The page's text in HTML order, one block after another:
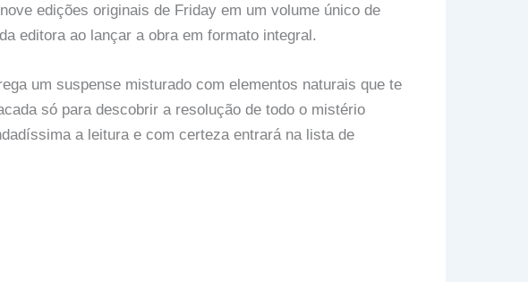
edições originais de Friday em um volume único de
editora ao lançar a obra em formato integral.
um suspense misturado com elementos naturais que te
só para descobrir a resolução de todo o mistério
a leitura e com certeza entrará na lista de